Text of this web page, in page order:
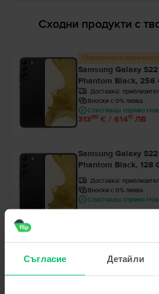
Съгласие Детайли
Сходни продукти с
Ограничена наличност
Samsung Galaxy
Phantom Black, 256
Доставка:
Вноски с 0% лихва
Спестяваш спрямо
31399 € / 61411 ЛВ
Samsung Galaxy
Phantom Black, 128
Доставка:
Вноски с 0% лихва
Спестяваш спрямо
99 00
Samsung Galaxy S22